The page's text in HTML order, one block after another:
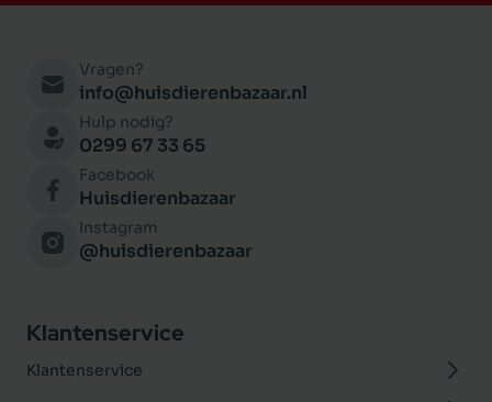
Vragen?
info@huisdierenbazaar.nl
Hulp nodig?
0299 67 33 65
Facebook
Huisdierenbazaar
Instagram
@huisdierenbazaar
Klantenservice
Klantenservice